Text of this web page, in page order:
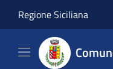
Regione Siciliana